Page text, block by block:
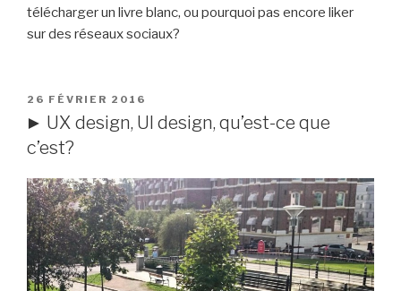
télécharger un livre blanc, ou pourquoi pas encore liker
sur des réseaux sociaux?
PUBLIÉ
26 FÉVRIER 2016
► UX design, UI design, qu’est-ce que
c’est?